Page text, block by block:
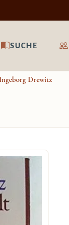
SUCHE
Ingeborg Drewitz